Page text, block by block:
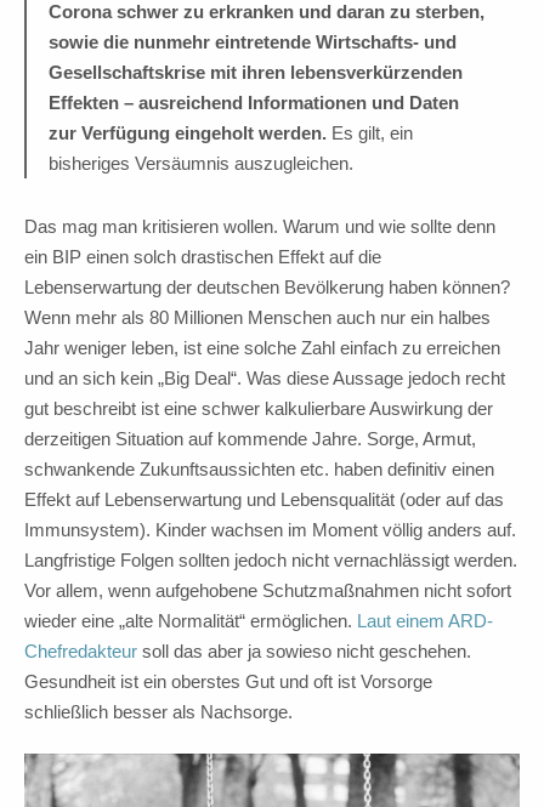
Corona schwer zu erkranken und daran zu sterben,
sowie die nunmehr eintretende Wirtschafts- und
Gesellschaftskrise mit ihren lebensverkürzenden
Effekten – ausreichend Informationen und Daten
zur Verfügung eingeholt werden. Es gilt, ein
bisheriges Versäumnis auszugleichen.
Das mag man kritisieren wollen. Warum und wie sollte denn
ein BIP einen solch drastischen Effekt auf die
Lebenserwartung der deutschen Bevölkerung haben können?
Wenn mehr als 80 Millionen Menschen auch nur ein halbes
Jahr weniger leben, ist eine solche Zahl einfach zu erreichen
und an sich kein „Big Deal“. Was diese Aussage jedoch recht
gut beschreibt ist eine schwer kalkulierbare Auswirkung der
derzeitigen Situation auf kommende Jahre. Sorge, Armut,
schwankende Zukunftsaussichten etc. haben definitiv einen
Effekt auf Lebenserwartung und Lebensqualität (oder auf das
Immunsystem). Kinder wachsen im Moment völlig anders auf.
Langfristige Folgen sollten jedoch nicht vernachlässigt werden.
Vor allem, wenn aufgehobene Schutzmaßnahmen nicht sofort
wieder eine „alte Normalität“ ermöglichen. Laut einem ARD-
Chefredakteur soll das aber ja sowieso nicht geschehen.
Gesundheit ist ein oberstes Gut und oft ist Vorsorge
schließlich besser als Nachsorge.